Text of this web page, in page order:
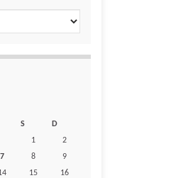
S
D
1
2
7 8
9
15
16